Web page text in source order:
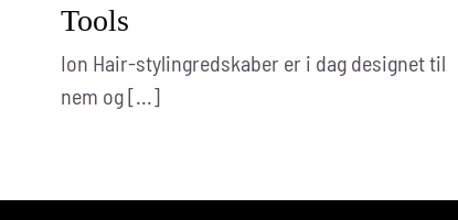
Tools
Ion Hair-stylingredskaber er i dag designet til
nem og [...]